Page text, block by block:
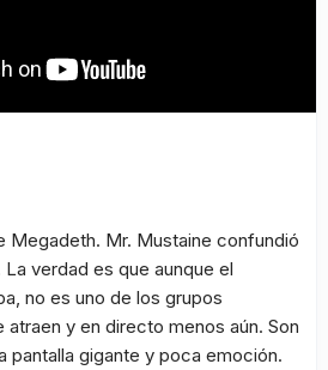
Megadeth. Mr. Mustaine confundió
verdad es que aunque el
no es uno de los grupos
y en directo menos aún. Son
pantalla gigante y poca emoción.